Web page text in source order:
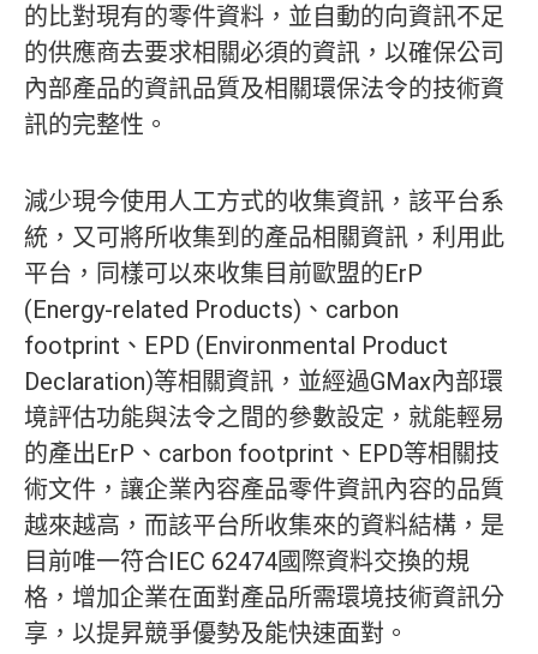
的比對現有的零件資料，並自動的向資訊不足
的供應商去要求相關必須的資訊，以確保公司
內部產品的資訊品質及相關環保法令的技術資
訊的完整性。
減少現今使用人工方式的收集資訊，該平台系
統，又可將所收集到的產品相關資訊，利用此
平台，同樣可以來收集目前歐盟的ErP
(Energy-related Products)、carbon
footprint、EPD (Environmental Product
Declaration)等相關資訊，並經過GMax內部環
境評估功能與法令之間的參數設定，就能輕易
的產出ErP、carbon footprint、EPD等相關技
術文件，讓企業內容產品零件資訊內容的品質
越來越高，而該平台所收集來的資料結構，是
目前唯一符合IEC 62474國際資料交換的規
格，增加企業在面對產品所需環境技術資訊分
享，以提昇競爭優勢及能快速面對。